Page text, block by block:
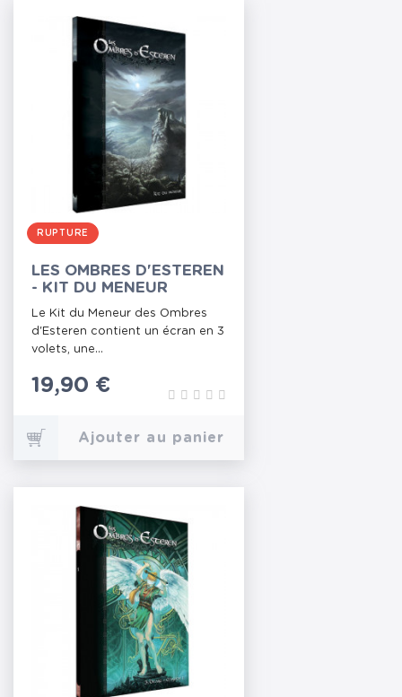
RUPTURE
LES OMBRES D'ESTEREN
- KIT DU MENEUR
Le Kit du Meneur des Ombres
d'Esteren contient un écran en 3
volets, une...
Prix
19,90 €
Ajouter au panier